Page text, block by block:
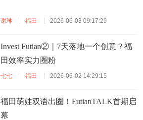
谢琳 福田 2026-06-03 09:17:29
Invest Futian②｜7天落地一个创意？福
田效率实力圈粉
七七 福田 2026-06-02 14:29:15
福田萌娃双语出圈！FutianTALK首期启
幕